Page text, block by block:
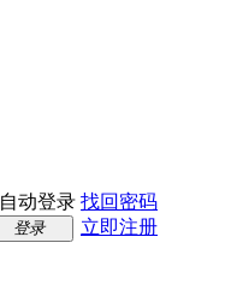
自动登录 找回密码
登录
立即注册